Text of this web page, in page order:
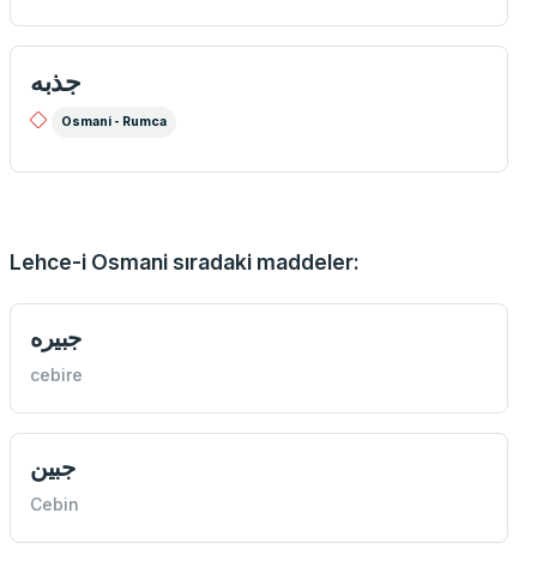
جذبه
Osmani - Rumca
Lehce-i Osmani sıradaki maddeler:
جبيره
cebire
جبين
Cebin